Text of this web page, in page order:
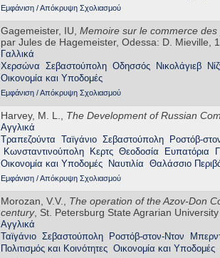
Εμφάνιση / Απόκρυψη Σχολιασμού
Gagemeister, IU, Memoire sur le commerce
par Jules de Hagemeister, Odessa: D. Mieville,
Γαλλικά
Χερσώνα Σεβαστούπολη Οδησσός Νικολάγιεβ
Οικονομία και Υποδομές
Εμφάνιση / Απόκρυψη Σχολιασμού
Harvey, M. L., The Development of Russian
Αγγλικά
Τραπεζούντα Ταϊγάνιο Σεβαστούπολη
Ροστόβ-
Κωνσταντινούπολη
Κερτς Θεοδοσία Ευπατόρια
Οικονομία και Υποδομές
Ναυτιλία Θαλάσσιο
Εμφάνιση / Απόκρυψη Σχολιασμού
Morozan, V.V., The operation of the Azov-Don
century, St. Petersburg State Agrarian University
Αγγλικά
Ταϊγάνιο Σεβαστούπολη Ροστόβ-στον-Ντον
Πολιτισμός και Κοινότητες Οικονομία και Υποδομές